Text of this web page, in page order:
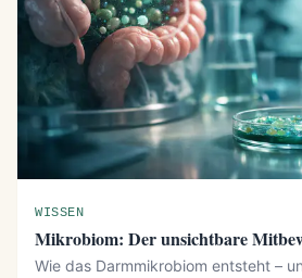
WISSEN
Mikrobiom: Der unsichtbare
Wie das Darmmikrobiom entsteht –